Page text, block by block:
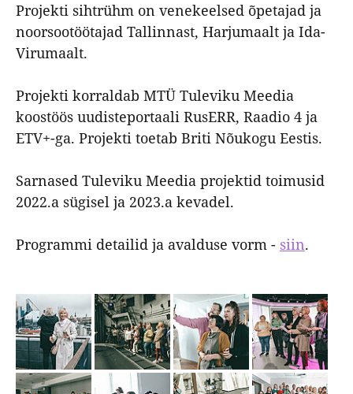
Projekti sihtrühm on venekeelsed õpetajad ja
noorsootöötajad Tallinnast, Harjumaalt ja Ida-
Virumaalt.
Projekti korraldab MTÜ Tuleviku Meedia
koostöös uudisteportaali RusERR, Raadio 4 ja
ETV+-ga. Projekti toetab Briti Nõukogu Eestis.
Sarnased Tuleviku Meedia projektid toimusid
2022.a sügisel ja 2023.a kevadel.
Programmi detailid ja avalduse vorm - siin.